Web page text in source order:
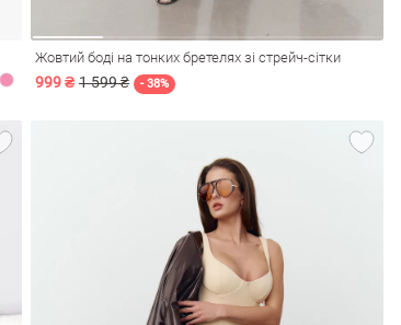
Жовтий боді на тонких бретелях зі стрейч-сітки
999 ₴ 1 599 ₴ - 38%